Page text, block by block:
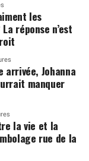
les
réponse n’est
arrivée, Johanna
manquer
la vie et la
rue de la